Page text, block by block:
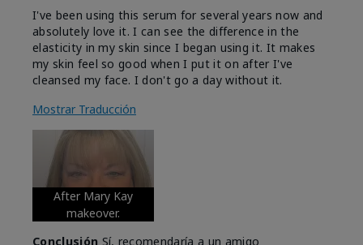
I've been using this serum for several years now and
absolutely love it. I can see the difference in the
elasticity in my skin since I began using it. It makes
my skin feel so good when I put it on after I've
cleansed my face. I don't go a day without it.
Mostrar Traducción
After Mary Kay
makeover.
Conclusión Sí, recomendaría a un amigo